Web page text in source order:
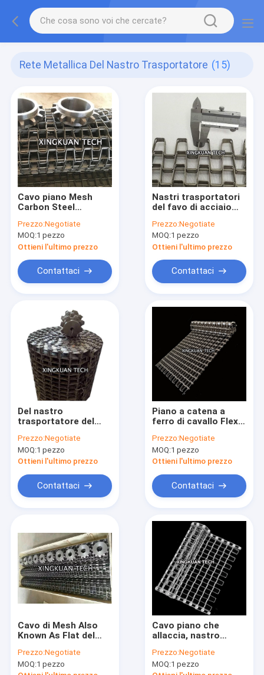
Rete Metallica Del Nastro Trasportatore (15)
Cavo piano Mesh
Carbon Steel
nastro trasportatore
per la macchina del
nastro trasportatore
Prezzo:Negotiate
MOQ:1 pezzo
Ottieni l'ultimo prezzo
Contattaci
Nastri trasportatori
del favo di acciaio
acciaio al carbonio
per la macchina del
trasportatore
Prezzo:Negotiate
MOQ:1 pezzo
Ottieni l'ultimo prezzo
Contattaci
Del nastro
trasportatore del
l'acciaio inossidabile
201 304 316 per
alimento che ordina
trasportatore
Prezzo:Negotiate
MOQ:1 pezzo
Ottieni l'ultimo prezzo
Contattaci
Piano a catena a
ferro di cavallo Flex
pulizia e
l'essiccamento
bollenti
Prezzo:Negotiate
MOQ:1 pezzo
Ottieni l'ultimo prezzo
Contattaci
Cavo di Mesh Also
Known As Flat del
trasportatore del
favo che allaccia per
Prezzo:Negotiate
MOQ:1 pezzo
Cavo piano che
allaccia, nastro
acciaio inossidabile
del favo 304 316
Prezzo:Negotiate
MOQ:1 pezzo